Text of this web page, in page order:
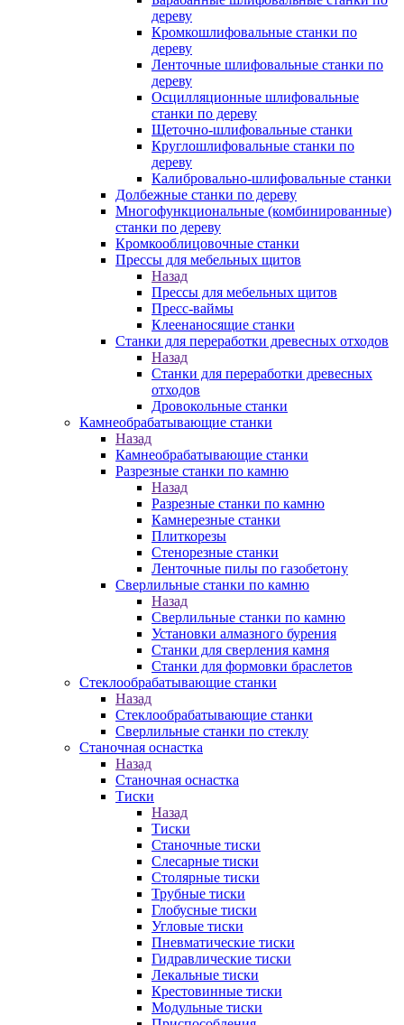
дереву
Кромкошлифовальные станки по
дереву
Ленточные шлифовальные станки по
дереву
Осцилляционные шлифовальные
станки по дереву
Щеточно-шлифовальные станки
Круглошлифовальные станки по
дереву
Калибровально-шлифовальные станки
Долбежные станки по дереву
Многофункциональные (комбинированные)
станки по дереву
Кромкооблицовочные станки
Прессы для мебельных щитов
Назад
Прессы для мебельных щитов
Пресс-ваймы
Клеенаносящие станки
Станки для переработки древесных отходов
Назад
Станки для переработки древесных
отходов
Дровокольные станки
Камнеобрабатывающие станки
Назад
Камнеобрабатывающие станки
Разрезные станки по камню
Назад
Разрезные станки по камню
Камнерезные станки
Плиткорезы
Стенорезные станки
Ленточные пилы по газобетону
Сверлильные станки по камню
Назад
Сверлильные станки по камню
Установки алмазного бурения
Станки для сверления камня
Станки для формовки браслетов
Стеклообрабатывающие станки
Назад
Стеклообрабатывающие станки
Сверлильные станки по стеклу
Станочная оснастка
Назад
Станочная оснастка
Тиски
Назад
Тиски
Станочные тиски
Слесарные тиски
Столярные тиски
Трубные тиски
Глобусные тиски
Угловые тиски
Пневматические тиски
Гидравлические тиски
Лекальные тиски
Крестовинные тиски
Модульные тиски